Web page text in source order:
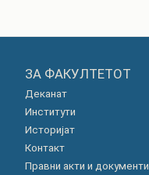
ЗА ФАКУЛТЕТОТ
Деканат
Институти
Историјат
Контакт
Правни акти и документи